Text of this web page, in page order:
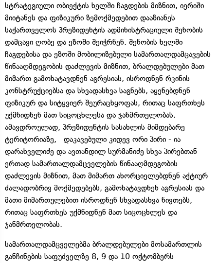
სტრატეგიული ობიექტის ხელში ჩაგდების მიზნით, იერიში
მიიტანეს და ფიზიკური ზემოქმედებით დააზიანეს
საქართველოს პრეზიდენტის ადმინისტრაციული შენობის
დამცავი ღობე და ეზოში შეიჭრნენ. შენობის ხელში
ჩაგდებისა და ეზოში მობილიზებული სამართალდამცავების
წინააღმდეგობის დაძლევის მიზნით, ბრალდებულები მათ
მიმართ გამოხატავდნენ აგრესიას, ისროდნენ რკინის
კონსტრუქციებსა და სხვადასხვა საგნებს, აყენებდნენ
ფიზიკურ და სიტყვიერ შეურაცხყოფას, რითაც საფრთხეს
უქმნიდნენ მათ სიცოცხლესა და ჯანმრთელობას.
ამავდროულად, პრეზიდენტის სასახლის მიმდებარე
ტერიტორიაზე, დაკავებული კიდევ ორი პირი - ია
დარახველიძე და ავთანდილ სურმანიძე სხვა პირებთან
ერთად სამართალდამცველების წინააღმდეგობის
დაძლევის მიზნით, მათ მიმართ ახორციელებდნენ აქტიურ
ძალადობრივ მოქმედებებს, გამოხატავდნენ აგრესიას და
მათი მიმართულებით ისროდნენ სხვადასხვა ნივთებს,
რითაც საფრთხეს უქმნიდნენ მათ სიცოცხლეს და
ჯანმრთელობას.
სამართალდამცველებმა ბრალდებულები მოსამართლის
განჩინების საფუძველზე 8, 9 და 10 ოქტომბერს